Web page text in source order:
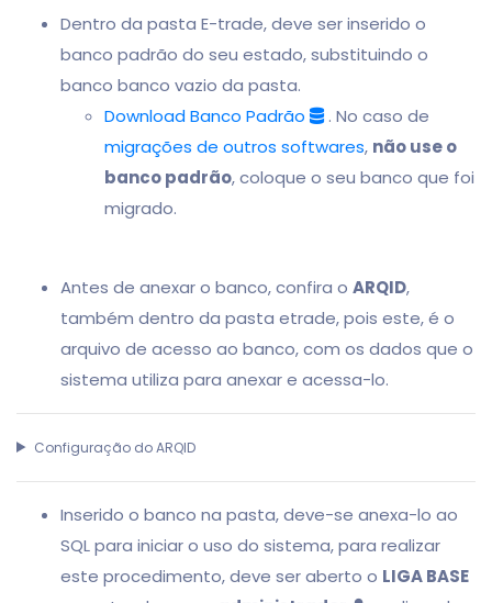
Dentro da pasta E-trade, deve ser inserido o
banco padrão do seu estado, substituindo o
banco banco vazio da pasta.
Download Banco Padrão
. No caso de
migrações de outros softwares, não use o
banco padrão, coloque o seu banco que foi
migrado.
Antes de anexar o banco, confira o ARQID,
também dentro da pasta etrade, pois este, é o
arquivo de acesso ao banco, com os dados que o
sistema utiliza para anexar e acessa-lo.
Configuração do ARQID
Inserido o banco na pasta, deve-se anexa-lo ao
SQL para iniciar o uso do sistema, para realizar
este procedimento, deve ser aberto o LIGA BASE